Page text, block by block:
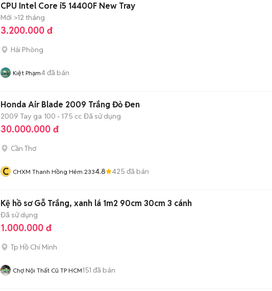
CPU Intel Core i5 14400F New Tray
Mới >12 tháng
3.200.000 đ
Hải Phòng
Kiệt Phạm4đã bán
Honda Air Blade 2009 Trắng Đỏ Đen
2009 Tay ga 100 - 175 cc Đã sử dụng
30.000.000 đ
Cần Thơ
C CHXM Thanh Hồng Hẻm 2334.8 425 đã bán
Kệ hồ sơ Gỗ Trắng, xanh lá 1m2 90cm 30cm 3 cánh
Đã sử dụng
1.000.000 đ
Tp Hồ Chí Minh
Chợ Nội Thất Cũ TP HCM151 đã bán